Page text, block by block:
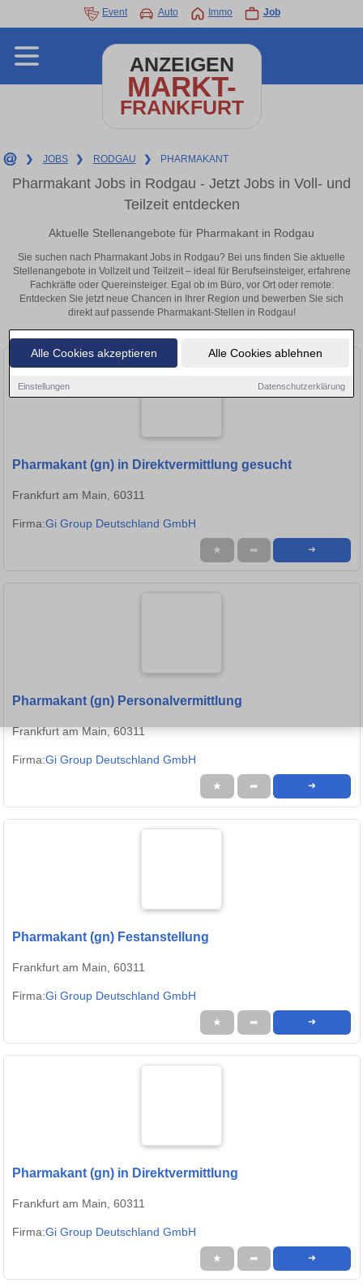
Alle Cookies akzeptieren Alle Cookies ablehnen
Einstellungen Datenschutzerklärung
Event Auto Immo Job
ANZEIGEN
MARKT-
FRANKFURT
❯ JOBS ❯ RODGAU ❯ PHARMAKANT
Pharmakant Jobs in Rodgau - Jetzt Jobs in Voll- und
Teilzeit entdecken
Aktuelle Stellenangebote für Pharmakant in Rodgau
Sie suchen nach Pharmakant Jobs in Rodgau? Bei uns finden Sie aktuelle
Stellenangebote in Vollzeit und Teilzeit – ideal für Berufseinsteiger, erfahrene
Fachkräfte oder Quereinsteiger. Egal ob im Büro, vor Ort oder remote:
Entdecken Sie jetzt neue Chancen in Ihrer Region und bewerben Sie sich
direkt auf passende Pharmakant-Stellen in Rodgau!
Pharmakant (gn) in Direktvermittlung gesucht
Frankfurt am Main, 60311
Firma:Gi Group Deutschland GmbH
★ ➦ ➜
Pharmakant (gn) Personalvermittlung
Frankfurt am Main, 60311
Firma:Gi Group Deutschland GmbH
★ ➦ ➜
Pharmakant (gn) Festanstellung
Frankfurt am Main, 60311
Firma:Gi Group Deutschland GmbH
★ ➦ ➜
Pharmakant (gn) in Direktvermittlung
Frankfurt am Main, 60311
Firma:Gi Group Deutschland GmbH
★ ➦ ➜